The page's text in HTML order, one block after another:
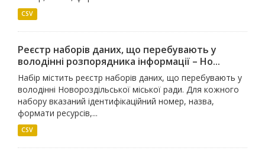
CSV
Реєстр наборів даних, що перебувають у
володінні розпорядника інформації – Но...
Набір містить реєстр наборів даних, що перебувають у
володінні Новороздільської міської ради. Для кожного
набору вказаний ідентифікаційний номер, назва,
формати ресурсів,...
CSV